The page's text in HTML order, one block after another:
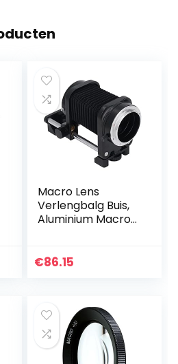
Macro Lens
Verlengbalg Buis,
Aluminium Macro
Nikon Z Mount
€86.15